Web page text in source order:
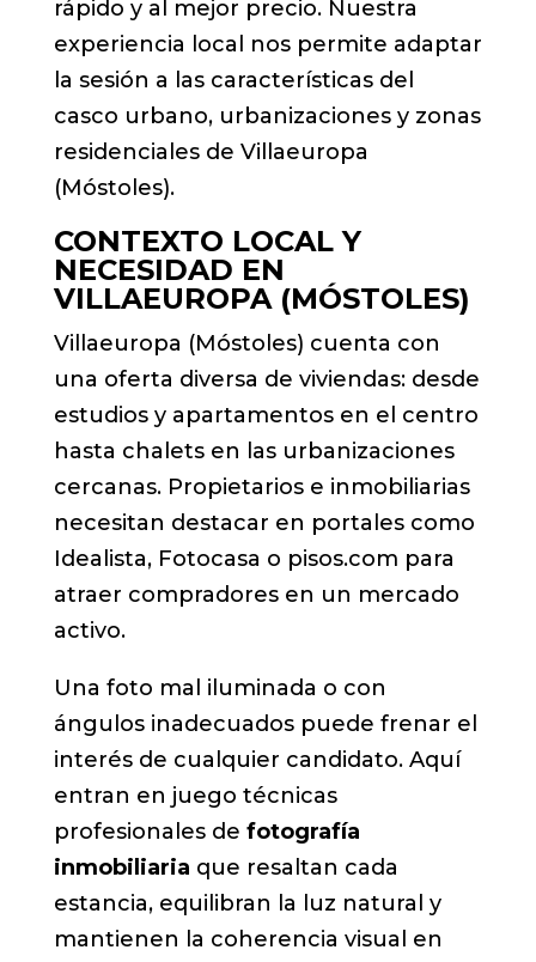
rápido y al mejor precio. Nuestra
experiencia local nos permite adaptar
la sesión a las características del
casco urbano, urbanizaciones y zonas
residenciales de Villaeuropa
(Móstoles).
CONTEXTO LOCAL Y
NECESIDAD EN
VILLAEUROPA (MÓSTOLES)
Villaeuropa (Móstoles) cuenta con
una oferta diversa de viviendas: desde
estudios y apartamentos en el centro
hasta chalets en las urbanizaciones
cercanas. Propietarios e inmobiliarias
necesitan destacar en portales como
Idealista, Fotocasa o pisos.com para
atraer compradores en un mercado
activo.
Una foto mal iluminada o con
ángulos inadecuados puede frenar el
interés de cualquier candidato. Aquí
entran en juego técnicas
profesionales de fotografía
inmobiliaria que resaltan cada
estancia, equilibran la luz natural y
mantienen la coherencia visual en